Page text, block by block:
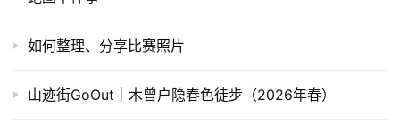
如何整理、分享比赛照片
山迹街GoOut｜木曾户隐春色徒步（2026年春）